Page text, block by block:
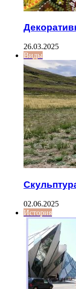
26.03.2025
Виды
02.06.2025
История